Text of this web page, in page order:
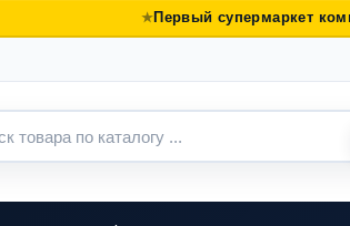
Первый супермаркет